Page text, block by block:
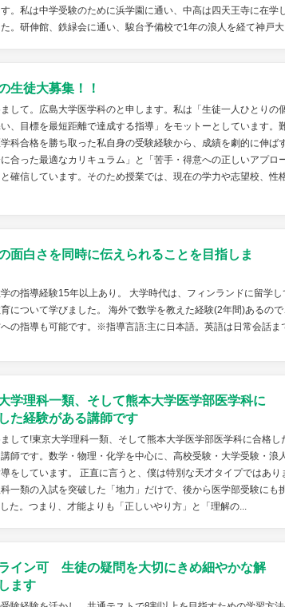
。私は中学受験のために浜学園に通い、中高は四天王寺に在学
た。研伸館、鉄緑会に通い、駿台予備校で1年の浪人を経て神戸
生徒大募集！！
して。広島大学医学科のと申します。私は「生徒一人ひとりの
、目標を最短距離で達成する指導」をモットーとしています。
科合格を勝ち取った私自身の受験経験から、成績を劇的に伸ば
に合った最適なカリキュラム」と「苦手・得意への正しいアプロ
確信しています。そのため授業では、現在の学力や志望校、性
面白さを同時に伝えられることを目指しま
の指導経験15年以上あり。 大学時代は、フィンランドに留学し
について学びました。 海外で数学を教えた経験(2年間)あるの
の指導も可能です。※指導言語:主に日本語。英語は日常会話ま
学理科一類、そして熊本大学医学部医学科に
た経験がある講師です
して!東京大学理科一類、そして熊本大学医学部医学科に合格し
師です。数学・物理・化学を中心に、高校受験・大学受験・浪
をしています。 正直に言うと、僕は特別な天才タイプではあり
一類の入試を突破した「地力」だけで、後から医学部受験にも
た。つまり、才能よりも「正しいやり方」と「理解の...
イン可 生徒の疑問を大切にきめ細やかな解
ます